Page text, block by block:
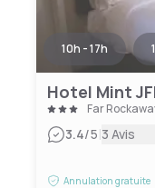
10h - 17h
Hotel Mint
Far
3.4/5|3 Avis
Annulation gratuite